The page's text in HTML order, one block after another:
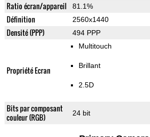
Ratio écran/appareil 81.1%
Définition 2560x1440
Densité (PPP) 494 PPP
Propriété Ecran
Multitouch
Brillant
2.5D
Bits par composant
couleur (RGB)
24 bit